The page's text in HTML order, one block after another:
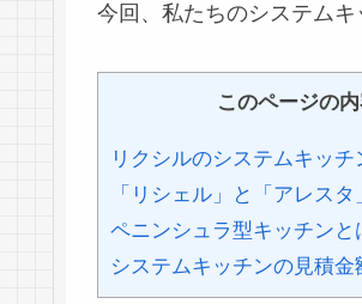
今回、私たちのシステム
このページの
リクシルのシステムキッ
「リシェル」と「アレス
ペニンシュラ型キッチンと
システムキッチンの見積金